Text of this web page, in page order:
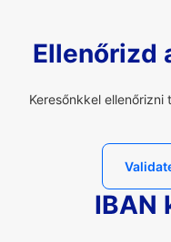
Ellenőrizd
Keresőnkkel
IBAN